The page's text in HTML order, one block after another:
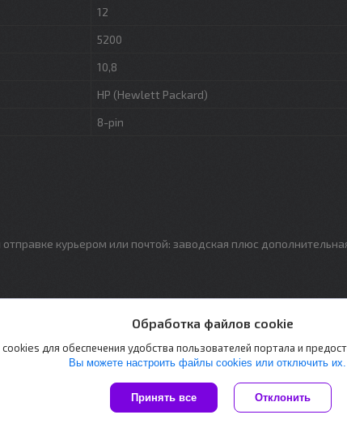
12
5200
10,8
HP (Hewlett Packard)
8-pin
курьером или почтой: заводская плюс
Сайт создан на платформе Deal.by
Политика обработки файлов cookies
Обработка файлов cookie
для обеспечения удобства пользователей портала и
Вы можете настроить файлы cookies или отключить их.
Принять все Отклонить